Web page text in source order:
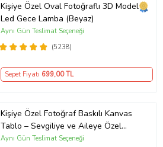
Kişiye Özel Oval Fotoğraflı 3D Model
Led Gece Lamba (Beyaz)
(5238)
Aynı Gün Teslimat Seçeneği
Sepet Fiyatı 699,00 TL
Kişiye Özel Fotoğraf Baskılı Kanvas
Tablo – Sevgiliye ve Aileye Özel
Hediye (ÇokluRenk)
Aynı Gün Teslimat Seçeneği